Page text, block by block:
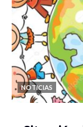
NOTICIAS